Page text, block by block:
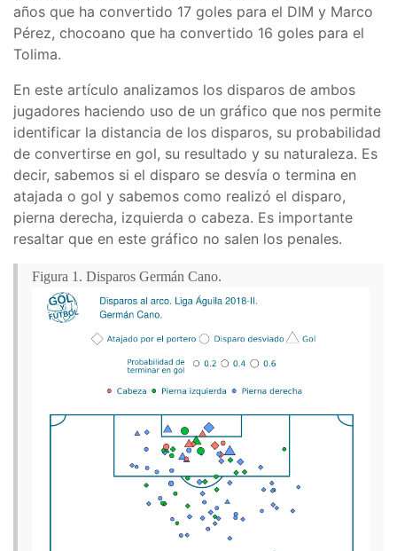
años que ha convertido 17 goles para el DIM y Marco
Pérez, chocoano que ha convertido 16 goles para el
Tolima.
En este artículo analizamos los disparos de ambos
jugadores haciendo uso de un gráfico que nos permite
identificar la distancia de los disparos, su probabilidad
de convertirse en gol, su resultado y su naturaleza. Es
decir, sabemos si el disparo se desvía o termina en
atajada o gol y sabemos como realizó el disparo,
pierna derecha, izquierda o cabeza. Es importante
resaltar que en este gráfico no salen los penales.
Figura 1. Disparos Germán Cano.